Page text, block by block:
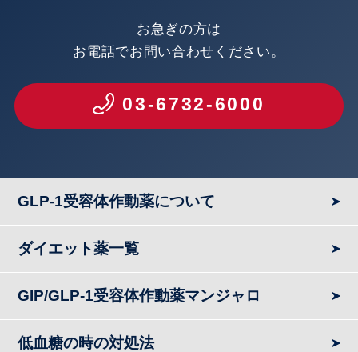
お急ぎの方は
お電話でお問い合わせください。
03-6732-6000
GLP-1受容体作動薬について
ダイエット薬一覧
GIP/GLP-1受容体作動薬マンジャロ
低血糖の時の対処法